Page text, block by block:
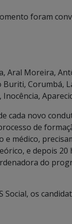
foram
Aral Moreira,
Corumbá,
Inocência,
cada novo
de
e médico,
e depois
do
Social, os